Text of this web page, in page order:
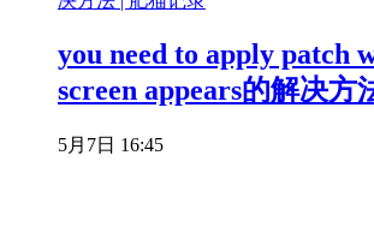
you need to apply patch
screen appears的解决方
5月7日 16:45